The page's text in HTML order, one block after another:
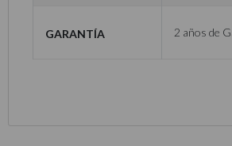
Garantía 2 años de